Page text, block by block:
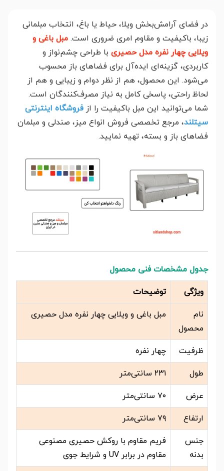
در فضای آرامش‌بخش ویلا، حیاط یا باغ، انتخاب مبلمانی
زیبا، باکیفیت و مقاوم امری ضروری است. مبل باغی و
ویلایی چهار نفره مدل حصیری با طراحی چشم‌نواز و
کاربردی، گزینه‌ای ایده‌آل برای فضاهای باز محسوب
می‌شود. این محصول، هم از نظر دوام و زیبایی و هم از
لحاظ راحتی، پاسخی کامل به نیاز مصرف‌کنندگان است.
شما می‌توانید این مبل باکیفیت را از فروشگاه اینترنتی
سیتلند، مرجع تخصصی فروش انواع میز، صندلی و مبلمان
فضاهای باز و بسته، تهیه نمایید.
جدول مشخصات فنی محصول
ویژگی توضیحات
نام
محصول
مبل باغی و ویلایی چهار نفره مدل حصیری
ظرفیت چهار نفره
طول ۲۳۱ سانتی‌متر
عرض ۷۰ سانتی‌متر
ارتفاع ۷۹ سانتی‌متر
جنس
بدنه
فریم مقاوم با روکش حصیری مصنوعی
مقاوم در برابر UV و شرایط جوی